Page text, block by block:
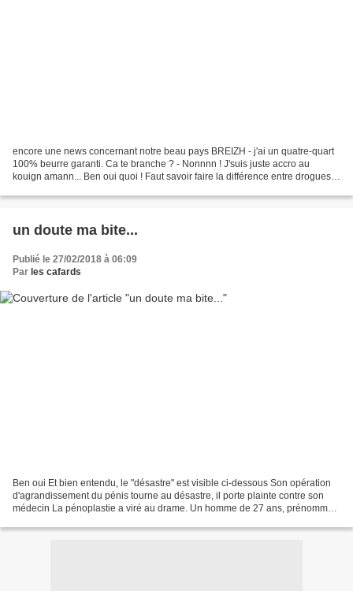
encore une news concernant notre beau pays BREIZH - j'ai un quatre-quart
100% beurre garanti. Ca te branche ? - Nonnnn ! J'suis juste accro au
kouign amann... Ben oui quoi ! Faut savoir faire la différence entre drogues
un doute ma bite...
Publié le 27/02/2018 à 06:09
Par les cafards
Ben oui Et bien entendu, le "désastre" est visible ci-dessous Son opération
d'agrandissement du pénis tourne au désastre, il porte plainte contre son
médecin La pénoplastie a viré au drame. Un homme de 27 ans, prénommé